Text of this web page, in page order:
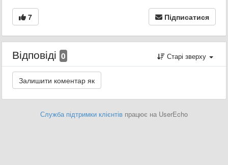
7 Підписатися
Відповіді 0 Старі зверху
Служба підтримки клієнтів працює на UserEcho